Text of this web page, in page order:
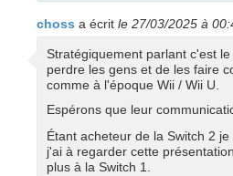
choss a écrit le 27/03/2025 à
Stratégiquement parlant c'est
perdre les gens et de les faire
comme à l'époque Wii / Wii U.
Espérons que leur
Étant acheteur de la Switch 2
j'ai à regarder cette
plus à la Switch 1.